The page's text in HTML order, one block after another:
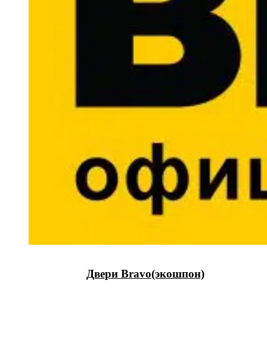
Двери Bravo(экошпон)